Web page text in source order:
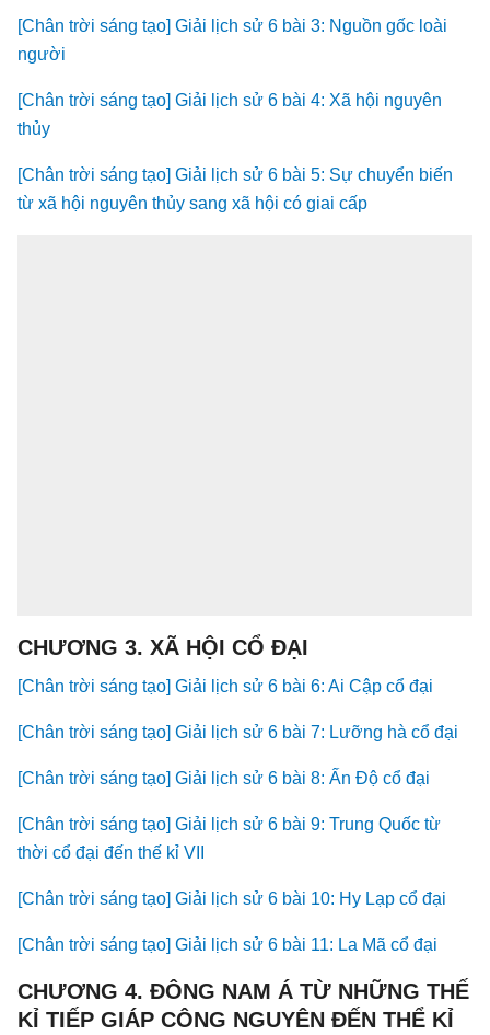
[Chân trời sáng tạo] Giải lịch sử 6 bài 3: Nguồn gốc loài
người
[Chân trời sáng tạo] Giải lịch sử 6 bài 4: Xã hội nguyên
thủy
[Chân trời sáng tạo] Giải lịch sử 6 bài 5: Sự chuyển biến
từ xã hội nguyên thủy sang xã hội có giai cấp
CHƯƠNG 3. XÃ HỘI CỔ ĐẠI
[Chân trời sáng tạo] Giải lịch sử 6 bài 6: Ai Cập cổ đại
[Chân trời sáng tạo] Giải lịch sử 6 bài 7: Lưỡng hà cổ đại
[Chân trời sáng tạo] Giải lịch sử 6 bài 8: Ấn Độ cổ đại
[Chân trời sáng tạo] Giải lịch sử 6 bài 9: Trung Quốc từ
thời cổ đại đến thế kỉ VII
[Chân trời sáng tạo] Giải lịch sử 6 bài 10: Hy Lạp cổ đại
[Chân trời sáng tạo] Giải lịch sử 6 bài 11: La Mã cổ đại
CHƯƠNG 4. ĐÔNG NAM Á TỪ NHỮNG THẾ
KỈ TIẾP GIÁP CÔNG NGUYÊN ĐẾN THỂ KỈ